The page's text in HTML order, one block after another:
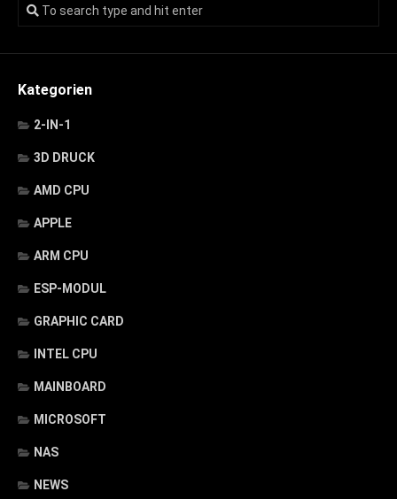
Kategorien
2-IN-1
3D DRUCK
AMD CPU
APPLE
ARM CPU
ESP-MODUL
GRAPHIC CARD
INTEL CPU
MAINBOARD
MICROSOFT
NAS
NEWS